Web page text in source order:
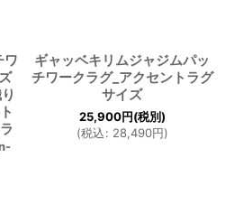
ワ
ギャッベキリムジャジムパッ
チワークラグ_アクセントラグ
サイズ
25,900円(税別)
(税込: 28,490円)